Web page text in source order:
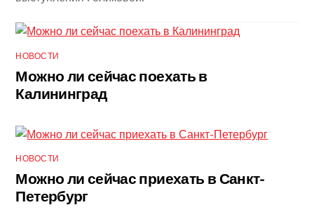
НОВОСТИ
Можно ли сейчас поехать в
Калининград
НОВОСТИ
Можно ли сейчас приехать в Санкт-
Петербург